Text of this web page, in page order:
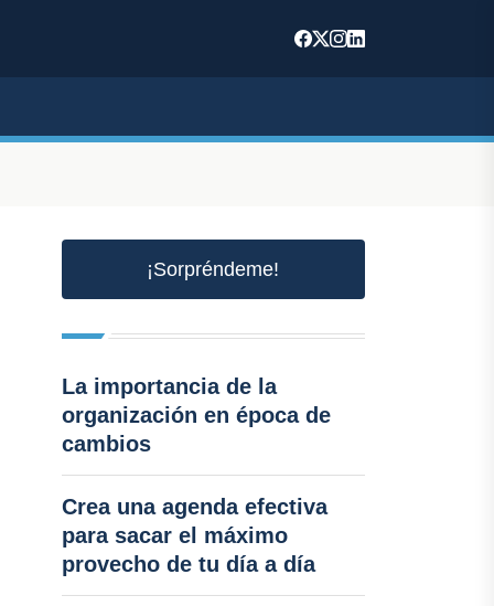
¡Sorpréndeme!
La importancia de la
organización en época de
cambios
Crea una agenda efectiva
para sacar el máximo
provecho de tu día a día